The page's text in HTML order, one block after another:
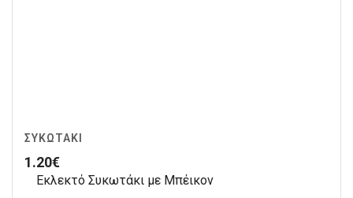
ΣΥΚΩΤΆΚΙ
1.20€
Εκλεκτό Συκωτάκι με Μπέικον